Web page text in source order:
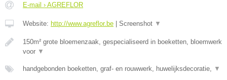
E-mail › AGREFLOR
Website: http://www.agreflor.be | Screenshot ▼
150m² grote bloemenzaak, gespecialiseerd in boeketten, bloemwerk
voor ▼
handgebonden boeketten, graf- en rouwwerk, huwelijksdecoratie, ▼